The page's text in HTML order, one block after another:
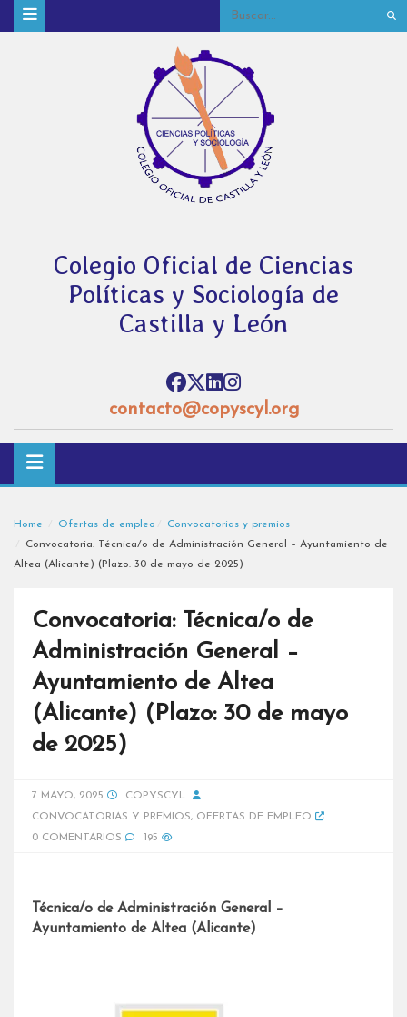
Colegio Oficial de Ciencias
Políticas y Sociología de
Castilla y León
contacto@copyscyl.org
Home Ofertas de empleo
Convocatorias y premios
Convocatoria: Técnica/o de Administración General – Ayuntamiento de
Altea (Alicante) (Plazo: 30 de mayo de 2025)
Convocatoria: Técnica/o de
Administración General –
Ayuntamiento de Altea
(Alicante) (Plazo: 30 de mayo
de 2025)
7 MAYO, 2025
COPYSCYL
CONVOCATORIAS Y PREMIOS, OFERTAS DE EMPLEO
0 COMENTARIOS
195
Técnica/o de Administración General –
Ayuntamiento de Altea (Alicante)